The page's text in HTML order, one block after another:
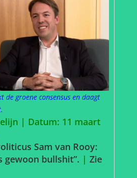
de groene consensus en daagt
| Datum: 11 maart
Sam van Rooy:
gewoon bullshit”. | Zie